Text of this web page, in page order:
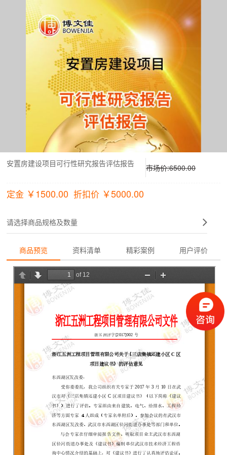
安置房建设项目可行性研究报告评估报告 市场价:6500.00
定金 ￥1500.00 折扣价 ￥5000.00
请选择商品规格及数量
商品预览 资料清单 精彩案例 用户评价